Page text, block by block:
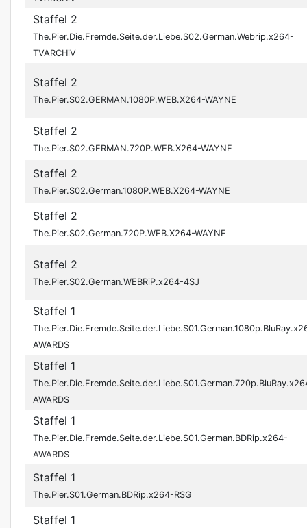
Staffel 2
The.Pier.Die.Fremde.Seite.der.Liebe.S02.German.Webrip.x264-
TVARCHiV
Staffel 2
The.Pier.S02.GERMAN.1080P.WEB.X264-WAYNE
Staffel 2
The.Pier.S02.GERMAN.720P.WEB.X264-WAYNE
Staffel 2
The.Pier.S02.German.1080P.WEB.X264-WAYNE
Staffel 2
The.Pier.S02.German.720P.WEB.X264-WAYNE
Staffel 2
The.Pier.S02.German.WEBRiP.x264-4SJ
Staffel 1
AWARDS
Staffel 1
AWARDS
Staffel 1
The.Pier.Die.Fremde.Seite.der.Liebe.S01.German.BDRip.x264-
AWARDS
Staffel 1
The.Pier.S01.German.BDRip.x264-RSG
Staffel 1